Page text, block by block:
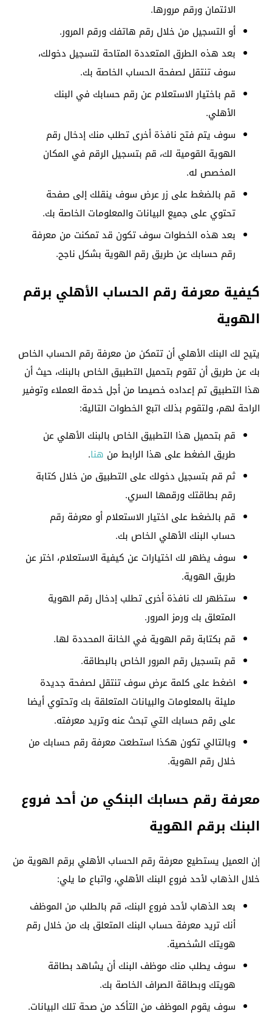
الائتمان ورقم مرورها.
أو التسجيل من خلال رقم هاتفك ورقم المرور.
بعد هذه الطرق المتعددة المتاحة لتسجيل دخولك،
سوف تنتقل لصفحة الحساب الخاصة بك.
قم باختيار الاستعلام عن رقم حسابك في البنك
الأهلي.
سوف يتم فتح نافذة أخرى تطلب منك إدخال رقم
الهوية القومية لك، قم بتسجيل الرقم في المكان
المخصص له.
قم بالضغط على زر عرض سوف ينقلك إلى صفحة
تحتوي على جميع البيانات والمعلومات الخاصة بك.
بعد هذه الخطوات سوف تكون قد تمكنت من معرفة
رقم حسابك عن طريق رقم الهوية بشكل ناجح.
كيفية معرفة رقم الحساب الأهلي برقم
الهوية
يتيح لك البنك الأهلي أن تتمكن من معرفة رقم الحساب الخاص
بك عن طريق أن تقوم بتحميل التطبيق الخاص بالبنك، حيث أن
هذا التطبيق تم إعداده خصيصا من أجل خدمة العملاء وتوفير
الراحة لهم، ولتقوم بذلك اتبع الخطوات التالية:
قم بتحميل هذا التطبيق الخاص بالبنك الأهلي عن
طريق الضغط على هذا الرابط من هنا.
ثم قم بتسجيل دخولك على التطبيق من خلال كتابة
رقم بطاقتك ورقمها السري.
قم بالضغط على اختيار الاستعلام أو معرفة رقم
حساب البنك الأهلي الخاص بك.
سوف يظهر لك اختيارات عن كيفية الاستعلام، اختر عن
طريق الهوية.
ستظهر لك نافذة أخرى تطلب إدخال رقم الهوية
المتعلق بك ورمز المرور.
قم بكتابة رقم الهوية في الخانة المحددة لها.
قم بتسجيل رقم المرور الخاص بالبطاقة.
اضغط على كلمة عرض سوف تنتقل لصفحة جديدة
مليئة بالمعلومات والبيانات المتعلقة بك وتحتوي أيضا
على رقم حسابك التي تبحث عنه وتريد معرفته.
وبالتالي تكون هكذا استطعت معرفة رقم حسابك من
خلال رقم الهوية.
معرفة رقم حسابك البنكي من أحد فروع
البنك برقم الهوية
إن العميل يستطيع معرفة رقم الحساب الأهلي برقم الهوية من
خلال الذهاب لأحد فروع البنك الأهلي، واتباع ما يلي:
بعد الذهاب لأحد فروع البنك، قم بالطلب من الموظف
أنك تريد معرفة حساب البنك المتعلق بك من خلال رقم
هويتك الشخصية.
سوف يطلب منك موظف البنك أن يشاهد بطاقة
هويتك وبطاقة الصراف الخاصة بك.
سوف يقوم الموظف من التأكد من صحة تلك البيانات.